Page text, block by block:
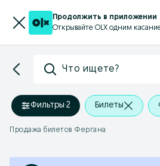
Продолжить в приложении
Открывайте OLX одним
Что ищете?
Фильтры·2 Билеты
Продажа билетов Фергана